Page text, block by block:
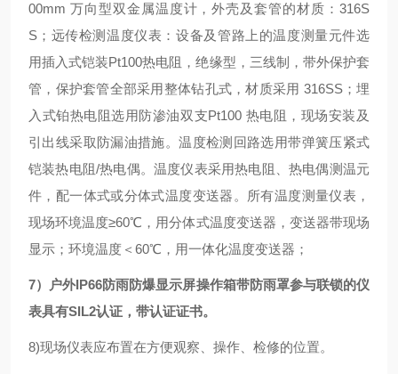
00mm 万向型双金属温度计，外壳及套管的材质：316S
S；远传检测温度仪表：设备及管路上的温度测量元件选
用插入式铠装Pt100热电阻，绝缘型，三线制，带外保护套
管，保护套管全部采用整体钻孔式，材质采用 316SS；埋
入式铂热电阻选用防渗油双支Pt100 热电阻，现场安装及
引出线采取防漏油措施。温度检测回路选用带弹簧压紧式
铠装热电阻/热电偶。温度仪表采用热电阻、热电偶测温元
件，配一体式或分体式温度变送器。所有温度测量仪表，
现场环境温度≥60℃，用分体式温度变送器，变送器带现场
显示；环境温度＜60℃，用一体化温度变送器；
7）户外IP66防雨防爆显示屏操作箱带防雨罩参与联锁的仪
表具有SIL2认证，带认证证书。
8)现场仪表应布置在方便观察、操作、检修的位置。